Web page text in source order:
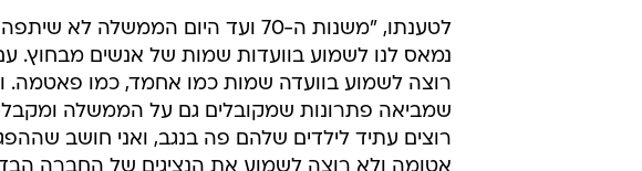
לטענתו, "משנות ה-70 ועד היום
נמאס לנו לשמוע בוועדות שמות של אנשים מבחוץ.
רוצה לשמוע בוועדה שמות כמו אחמד, כמו
שמביאה פתרונות שמקובלים גם על הממשלה
רוצים עתיד לילדים שלהם פה בנגב, ואני חושב
אטומה ולא רוצה לשמוע את הנציגים של החברה